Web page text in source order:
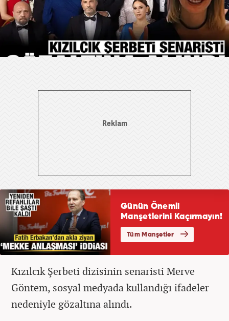
Kızılcık Şerbeti dizisinin senaristi Merve
Göntem, sosyal medyada kullandığı ifadeler
nedeniyle gözaltına alındı.